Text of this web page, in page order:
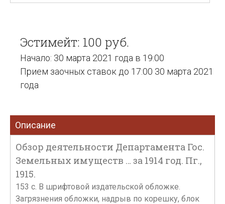
Эстимейт: 100 руб.
Начало: 30 марта 2021 года в 19:00
Прием заочных ставок до 17:00 30 марта 2021
года
Описание
Обзор деятельности Департамента Гос.
Земельных имуществ … за 1914 год. Пг.,
1915.
153 с. В шрифтовой издательской обложке.
Загрязнения обложки, надрыв по корешку, блок